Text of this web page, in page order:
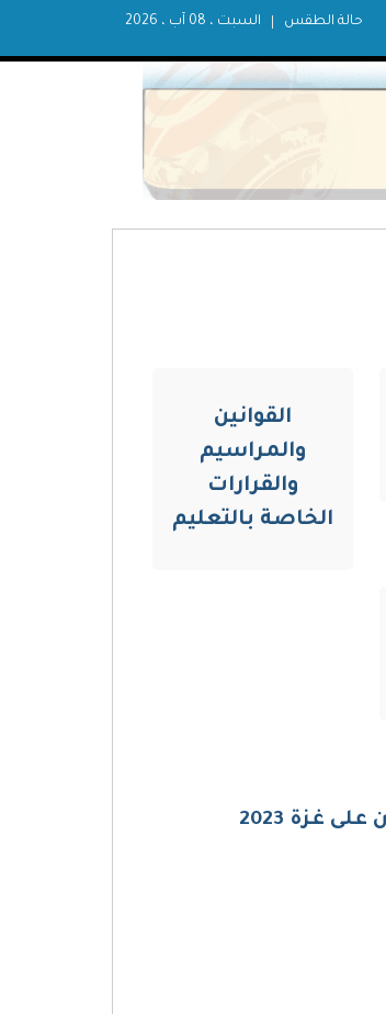
السبت ، 08 آب ، 2026 حالة الطقس
القوانين
والمراسيم
والقرارات
الخاصة بالتعليم
غزة 2023